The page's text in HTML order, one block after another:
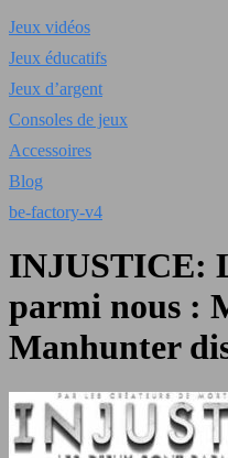
Jeux vidéos
Jeux éducatifs
Jeux d’argent
Consoles de jeux
Accessoires
Blog
be-factory-v4
INJUSTICE:
parmi nous :
Manhunter